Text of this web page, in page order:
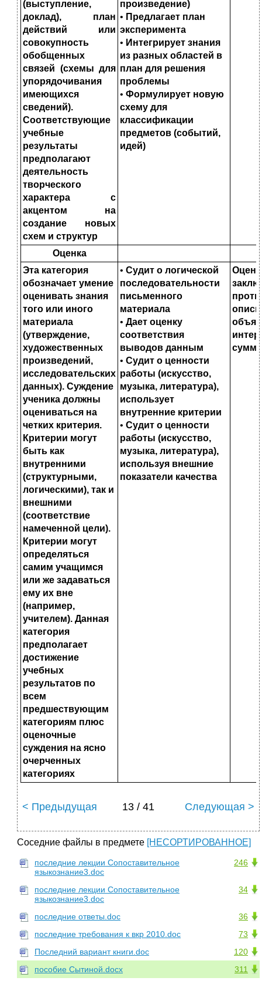
(выступление,
доклад), план
действий или
совокупность
обобщенных
связей (схемы для
упорядочивания
имеющихся
сведений).
Соответствующие
учебные
результаты
предполагают
деятельность
творческого
характера с
акцентом на
создание новых
схем и структур
произведение)
• Предлагает план
эксперимента
• Интегрирует знания
из разных областей в
план для решения
проблемы
• Формулирует новую
схему для
классификации
предметов (событий,
идей)
Оценка
Эта категория
обозначает умение
оценивать знания
того или иного
материала
(утверждение,
художественных
произведений,
исследовательских
данных). Суждение
ученика должны
оцениваться на
четких критерия.
Критерии могут
быть как
внутренними
(структурными,
логическими), так и
внешними
(соответствие
намеченной цели).
Критерии могут
определяться
самим учащимся
или же задаваться
ему их вне
(например,
учителем). Данная
категория
предполагает
достижение
учебных
результатов по
всем
предшествующим
категориям плюс
оценочные
суждения на ясно
очерченных
категориях
• Судит о логической
последовательности
письменного
материала
• Дает оценку
соответствия
выводов данным
• Судит о ценности
работы (искусство,
музыка, литература),
использует
внутренние критерии
• Судит о ценности
работы (искусство,
музыка, литература),
используя внешние
показатели качества
< Предыдущая 13 / 41 Следующая >
Соседние файлы в предмете [НЕСОРТИРОВАННОЕ]
246
последние лекции Сопоставительное
языкознание3.doc
34
последние лекции Сопоставительное
языкознание3.doc
36
последние ответы.doc
73
последние требования к вкр 2010.doc
120
Последний вариант книги.doc
311
пособие Сытиной.docx